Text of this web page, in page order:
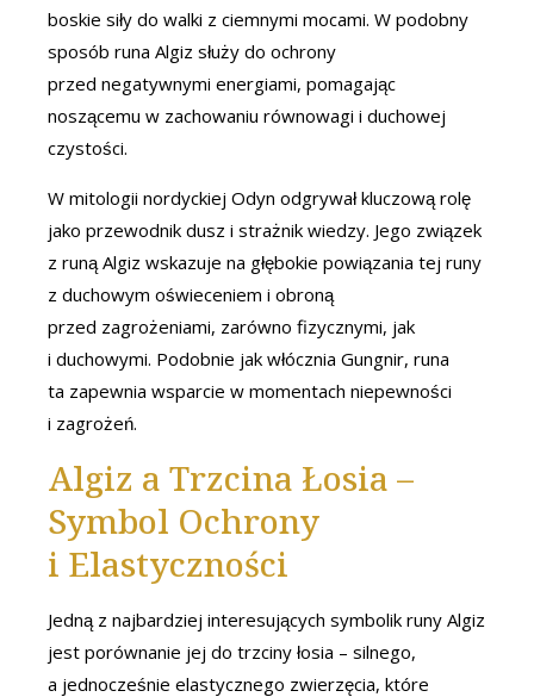
boskie siły do walki z ciemnymi mocami. W podobny
sposób runa Algiz służy do ochrony
przed negatywnymi energiami, pomagając
noszącemu w zachowaniu równowagi i duchowej
czystości.
W mitologii nordyckiej Odyn odgrywał kluczową rolę
jako przewodnik dusz i strażnik wiedzy. Jego związek
z runą Algiz wskazuje na głębokie powiązania tej runy
z duchowym oświeceniem i obroną
przed zagrożeniami, zarówno fizycznymi, jak
i duchowymi. Podobnie jak włócznia Gungnir, runa
ta zapewnia wsparcie w momentach niepewności
i zagrożeń.
Algiz a Trzcina Łosia –
Symbol Ochrony
i Elastyczności
Jedną z najbardziej interesujących symbolik runy Algiz
jest porównanie jej do trzciny łosia – silnego,
a jednocześnie elastycznego zwierzęcia, które